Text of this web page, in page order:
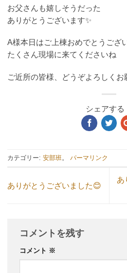
お父さんも嬉しそうだった
ありがとうございます✨
A様本日はご上棟おめでとうござ
たくさん現場に来てくださいね
ご近所の皆様、どうぞよろしくお
シェアする
カテゴリー: 安部班 。 パーマリンク
ありがとうございました😊
あ
コメントを残す
コメント ※